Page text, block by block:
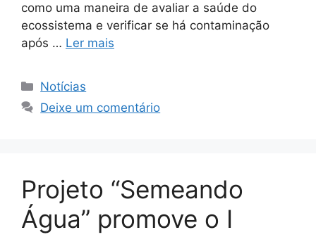
como uma maneira de avaliar a saúde do
ecossistema e verificar se há contaminação
após … Ler mais
Notícias
Deixe um comentário
Projeto “Semeando
Água” promove o I